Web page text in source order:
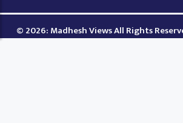
© 2026: Madhesh Views All Rights